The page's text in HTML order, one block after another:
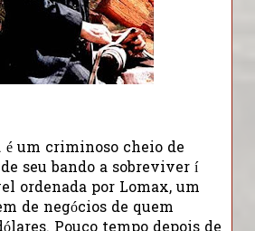
um criminoso cheio de
seu bando a sobreviver í
ordenada por Lomax, um
de negócios de quem